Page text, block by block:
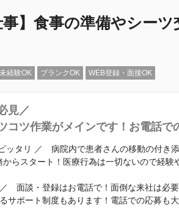
事】食事の準備やシー
経験OK ブランクOK WEB登録・面接OK
見／
コツ作業がメインです！お電話で
ッタリ ／ 病院内で患者さんの移動の付き
らスタート！医療行為は一切ないので経験
面談・登録はお電話で！面倒な来社は必
サポート制度もあります！電話での応募も大